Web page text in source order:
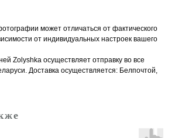
может отличаться от фактического
от индивидуальных настроек вашего
Zolyshka осуществляет отправку во все
Доставка осуществляется: Белпочтой,